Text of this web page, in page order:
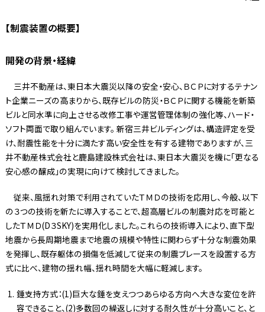
【制震装置の概要】
開発の背景・経緯
三井不動産は、東日本大震災以降の安全・安心、ＢＣＰに対するテナン
ト企業ニーズの高まりから、既存ビルの防災・ＢＣＰに関する機能を新築
ビルと同水準に向上させる改修工事や運営管理体制の強化等、ハード・
ソフト両面で取り組んでいます。 新宿三井ビルディングは、構造評定を受
け、耐震性能を十分に満たす高い安全性を有する建物でありますが、三
井不動産株式会社と鹿島建設株式会社は、東日本大震災を機に「更なる
安心感の醸成」の実現に向けて検討してきました。
従来、風揺れ対策で利用されていたＴＭＤの技術を応用し、今般、以下
の３つの技術を新たに導入することで、超高層ビルの制震対応を可能と
したＴＭＤ(D３SKY)を実用化しました。これらの技術導入により、直下型
地震から長周期地震まで地震の規模や特性に関わらず十分な制震効果
を発揮し、既存躯体の損傷を低減して従来の制震ブレースを設置する方
式に比べ、建物の揺れ幅、揺れ時間を大幅に軽減します。
錘支持方式：(1)巨大な錘を支えつつあらゆる方向へ大きな変位を許
容できること、(2)多数回の繰返しに対する耐久性が十分高いこと、と